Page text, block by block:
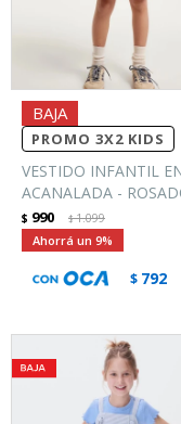
PROMO 3X2 KIDS
VESTIDO INFANTIL
ACANALADA -
$ 990 $1.099
9
$ 792